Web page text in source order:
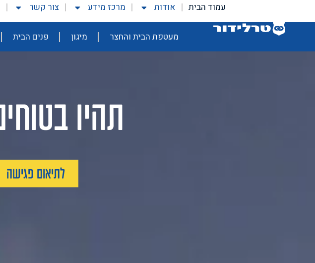
עמוד הבית אודות מרכז מידע צור קשר
מעטפת הבית והחצר מיגון פנים הבית
תהיו
לתיאום פגישה